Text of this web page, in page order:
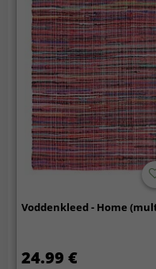
Voddenkleed - Home
24.99 €